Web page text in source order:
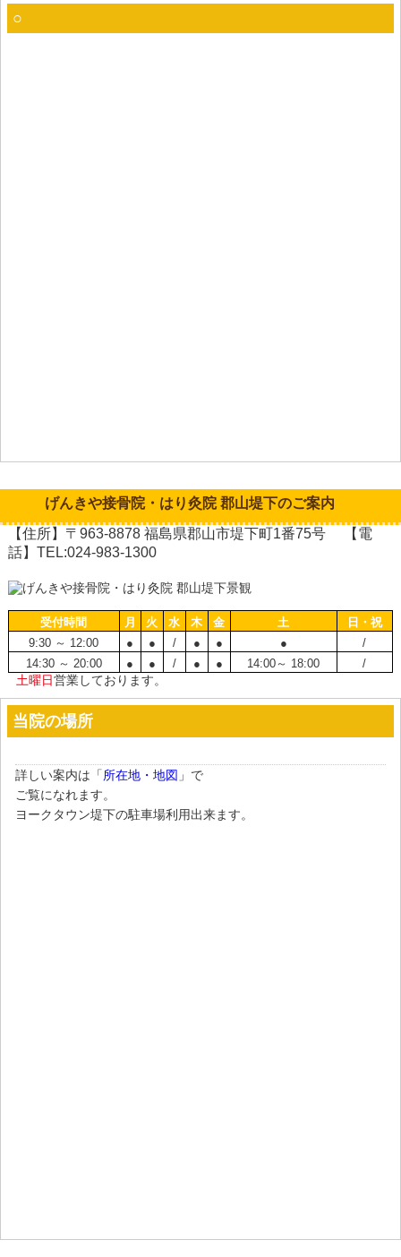
○
げんきや接骨院・はり灸院 郡山堤下のご案内
【住所】〒963-8878 福島県郡山市堤下町1番75号 【電
話】TEL:024-983-1300
受付時間 月 火 水 木 金 土
日・祝
9:30 ～ 12:00
● ● / ● ● ●
/
14:30 ～ 20:00
● ● / ● ● 14:00～ 18:00 /
土曜日営業しております。
当院の場所
詳しい案内は「所在地・地図 」で
ご覧になれます。
ヨークタウン堤下の駐車場利用出来ます。